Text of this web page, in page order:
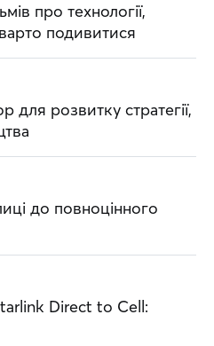
про технології,
подивитися
для розвитку стратегії,
до повноцінного
Direct to Cell: